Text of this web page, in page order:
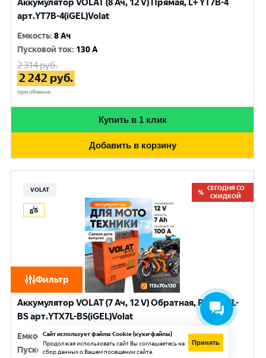
Фильтр
Аккумулятор VOLAT (8 Ач, 12 V) Прямая, L+ YT7B-4
арт.YT7B-4(iGEL)Volat
Емкость:8 Ач
Пусковой ток: 130 A
2 314руб.
2 242 руб.
при обмене
Купить в 1 клик
Добавить в корзину
VOLAT
СЕГОДНЯ СО
СКИДКОЙ
Аккумулятор VOLAT (7 Ач, 12 V) Обратная, R+ YTX7L-
BS арт.YTX7L-BS(iGEL)Volat
Емкость:7 Ач
Пусковой ток:100 A
Сайт использует файлы Cookie (куки-файлы)
Продолжая использовать сайт Вы соглашаетесь на
сбор данных о Вашем посещении сайта.
Принять